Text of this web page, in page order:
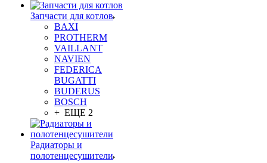
Запчасти для котлов
BAXI
PROTHERM
VAILLANT
NAVIEN
FEDERICA
BUGATTI
BUDERUS
BOSCH
+ ЕЩЕ 2
Радиаторы и
полотенцесушители